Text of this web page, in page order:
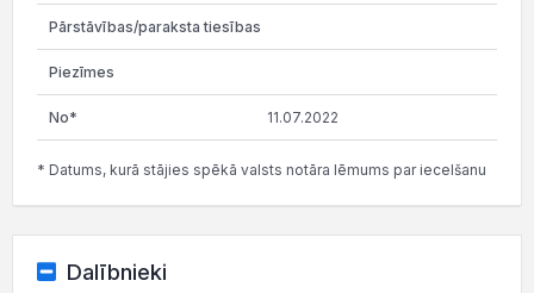
11.07.2022
* Datums, kurā stājies spēkā valsts notāra lēmums par iecelšanu
Dalībnieki